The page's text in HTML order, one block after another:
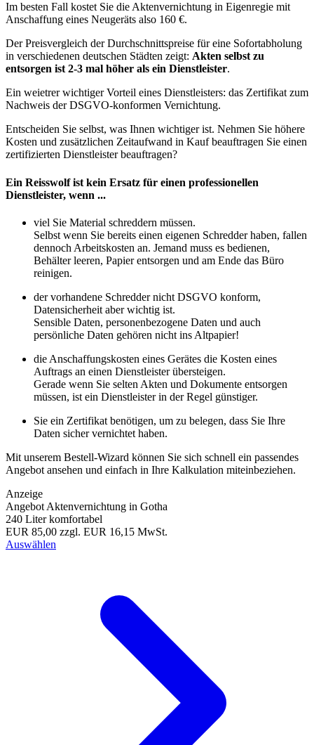
Im besten Fall kostet Sie die Aktenvernichtung in Eigenregie mit
Anschaffung eines Neugeräts also 160 €.
Der Preisvergleich der Durchschnittspreise für eine Sofortabholung
in verschiedenen deutschen Städten zeigt: Akten selbst zu
entsorgen ist 2-3 mal höher als ein Dienstleister.
Ein weietrer wichtiger Vorteil eines Dienstleisters: das Zertifikat zum
Nachweis der DSGVO-konformen Vernichtung.
Entscheiden Sie selbst, was Ihnen wichtiger ist. Nehmen Sie höhere
Kosten und zusätzlichen Zeitaufwand in Kauf beauftragen Sie einen
zertifizierten Dienstleister beauftragen?
Ein Reisswolf ist kein Ersatz für einen professionellen
Dienstleister, wenn ...
viel Sie Material schreddern müssen.
Selbst wenn Sie bereits einen eigenen Schredder haben, fallen
dennoch Arbeitskosten an. Jemand muss es bedienen,
Behälter leeren, Papier entsorgen und am Ende das Büro
reinigen.
der vorhandene Schredder nicht DSGVO konform,
Datensicherheit aber wichtig ist.
Sensible Daten, personenbezogene Daten und auch
persönliche Daten gehören nicht ins Altpapier!
die Anschaffungskosten eines Gerätes die Kosten eines
Auftrags an einen Dienstleister übersteigen.
Gerade wenn Sie selten Akten und Dokumente entsorgen
müssen, ist ein Dienstleister in der Regel günstiger.
Sie ein Zertifikat benötigen, um zu belegen, dass Sie Ihre
Daten sicher vernichtet haben.
Mit unserem Bestell-Wizard können Sie sich schnell ein passendes
Angebot ansehen und einfach in Ihre Kalkulation miteinbeziehen.
Anzeige
Angebot Aktenvernichtung in Gotha
240 Liter komfortabel
EUR 85,00 zzgl. EUR 16,15 MwSt.
Auswählen